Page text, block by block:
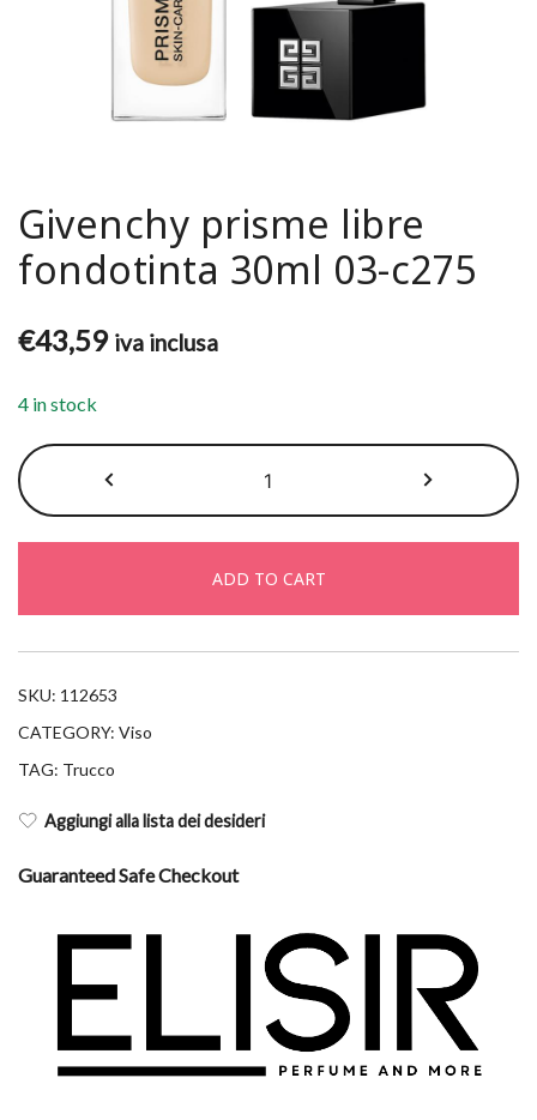
Givenchy prisme libre
fondotinta 30ml 03-c275
€43,59 iva inclusa
4 in stock
prisme
libre
30ml
03-
c275
ADD TO CART
SKU: 112653
CATEGORY: Viso
TAG: Trucco
Aggiungi alla lista dei desideri
Guaranteed Safe Checkout